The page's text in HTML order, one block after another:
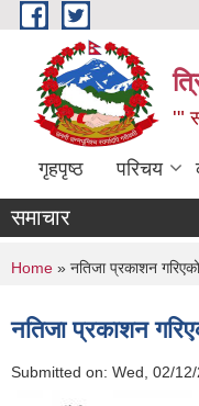
Skip to main content
'"
गृहपृष्ठ परिचय
समाचार
You are here
Home » नतिजा प्रकाशन
नतिजा प्रकाशन
Submitted on: Wed, 02/